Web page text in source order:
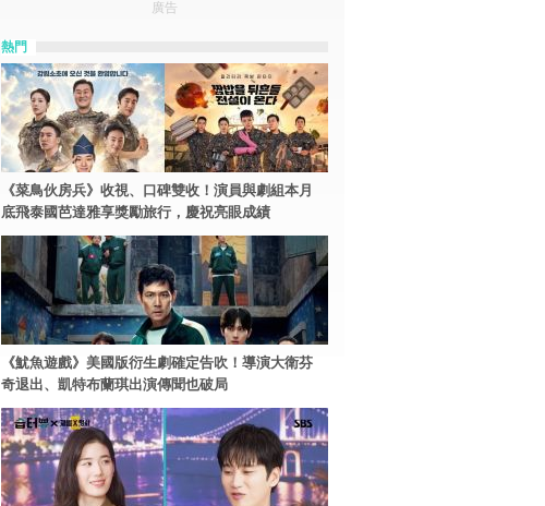
廣告
熱門
《菜鳥伙房兵》收視、口碑雙收！演員與劇組本月
底飛泰國芭達雅享獎勵旅行，慶祝亮眼成績
《魷魚遊戲》美國版衍生劇確定告吹！導演大衛芬
奇退出、凱特布蘭琪出演傳聞也破局